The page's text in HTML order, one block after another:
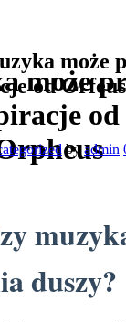
może
może
od
byadmin
duszy?